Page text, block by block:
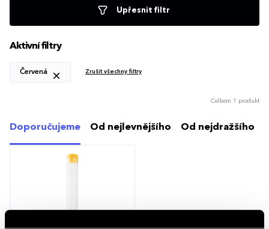
Upřesnit filtr
Aktivní filtry
Červená Zrušit všechny filtry
Celkem 1 produkt
Doporučujeme Od nejlevnějšího Od nejdražšího